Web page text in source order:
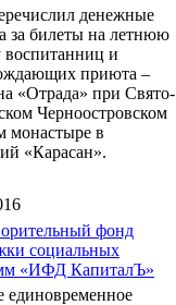
денежные
за билеты на летнюю
воспитанниц и
приюта –
«Отрада» при Свято-
Черноостровском
монастыре в
«Карасан».
фонд
социальных
«ИФД КапиталЪ»
единовременное